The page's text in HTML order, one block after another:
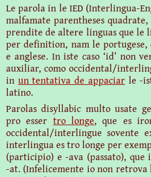
Le parola in le IED (Interlingua-
malfamate parentheses
prendite de altere linguas que le
per definition, nam le portugese,
e anglese. In iste caso ‘id’ non
auxiliar, como occidental/
in un tentativa de appaciarle
latino.
Parolas disyllabic multo usate
pro esser tro longe, que es
occidental/interlingue sovente
interlingua es tro longe per
(participio) e ‑ava (passato), que
‑at. (Infelicemente io non retrova